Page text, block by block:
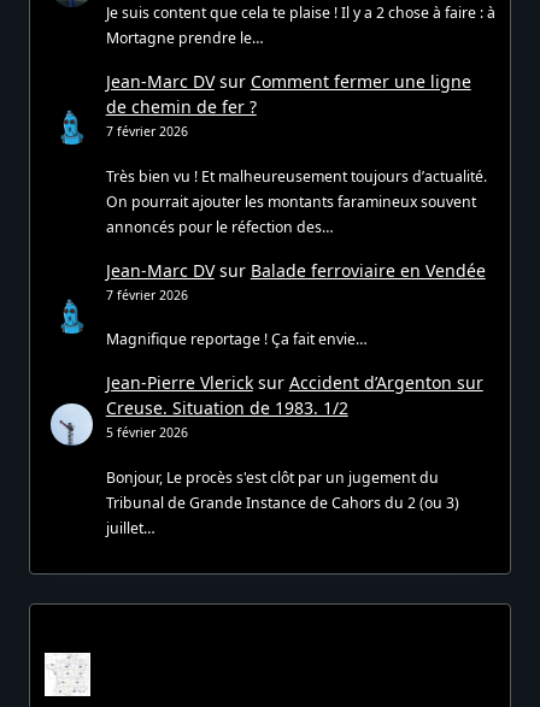
Je suis content que cela te plaise ! Il y a 2 chose à faire : à
Mortagne prendre le…
Jean-Marc DVsur Comment fermer une ligne
de chemin de fer ?
7 février 2026
Très bien vu ! Et malheureusement toujours d’actualité.
On pourrait ajouter les montants faramineux souvent
annoncés pour le réfection des…
Jean-Marc DVsur Balade ferroviaire en Vendée
7 février 2026
Magnifique reportage ! Ça fait envie…
Jean-Pierre Vlericksur Accident d’Argenton sur
Creuse. Situation de 1983. 1/2
5 février 2026
Bonjour, Le procès s'est clôt par un jugement du
Tribunal de Grande Instance de Cahors du 2 (ou 3)
juillet…